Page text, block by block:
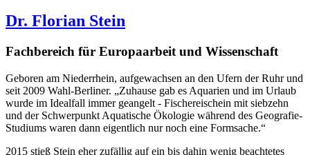
Dr. Florian Stein
Fachbereich für Europaarbeit und Wissenschaft
Geboren am Niederrhein, aufgewachsen an den Ufern der Ruhr und
seit 2009 Wahl-Berliner. „Zuhause gab es Aquarien und im Urlaub
wurde im Idealfall immer geangelt - Fischereischein mit siebzehn
und der Schwerpunkt Aquatische Ökologie während des Geografie-
Studiums waren dann eigentlich nur noch eine Formsache.“
2015 stieß Stein eher zufällig auf ein bis dahin wenig beachtetes